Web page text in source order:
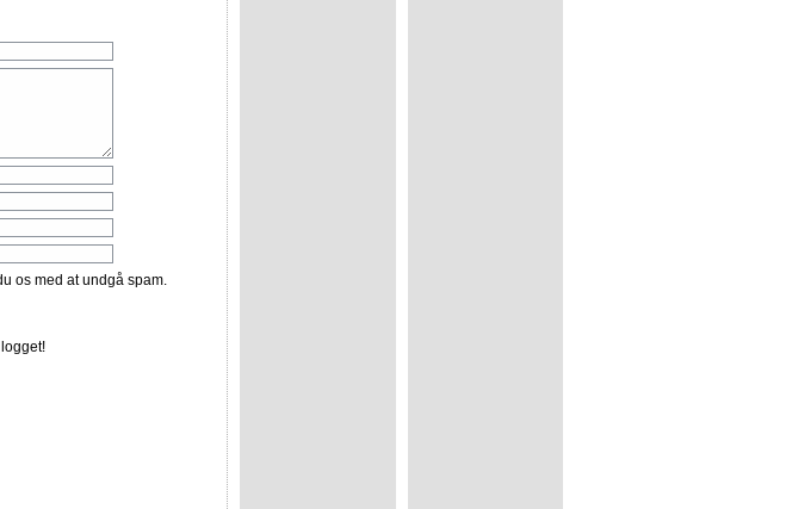
os med at undgå spam.